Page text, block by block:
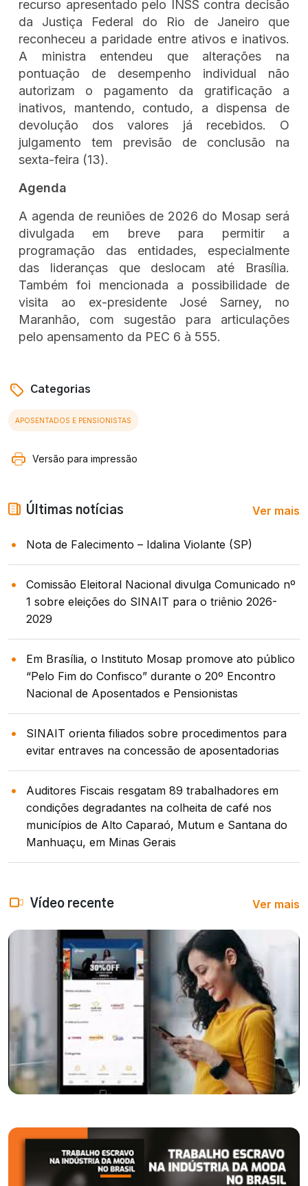
recurso apresentado pelo INSS contra decisão
da Justiça Federal do Rio de Janeiro que
reconheceu a paridade entre ativos e inativos.
A ministra entendeu que alterações na
pontuação de desempenho individual não
autorizam o pagamento da gratificação a
inativos, mantendo, contudo, a dispensa de
devolução dos valores já recebidos. O
julgamento tem previsão de conclusão na
sexta-feira (13).
Agenda
A agenda de reuniões de 2026 do Mosap será
divulgada em breve para permitir a
programação das entidades, especialmente
das lideranças que deslocam até Brasília.
Também foi mencionada a possibilidade de
visita ao ex-presidente José Sarney, no
Maranhão, com sugestão para articulações
pelo apensamento da PEC 6 à 555.
Categorias
APOSENTADOS E PENSIONISTAS
Versão para impressão
Últimas notícias Ver mais
Nota de Falecimento – Idalina Violante (SP)
Comissão Eleitoral Nacional divulga Comunicado nº
1 sobre eleições do SINAIT para o triênio 2026-
2029
Em Brasília, o Instituto Mosap promove ato público
“Pelo Fim do Confisco” durante o 20º Encontro
Nacional de Aposentados e Pensionistas
SINAIT orienta filiados sobre procedimentos para
evitar entraves na concessão de aposentadorias
Auditores Fiscais resgatam 89 trabalhadores em
condições degradantes na colheita de café nos
municípios de Alto Caparaó, Mutum e Santana do
Manhuaçu, em Minas Gerais
Vídeo recente Ver mais